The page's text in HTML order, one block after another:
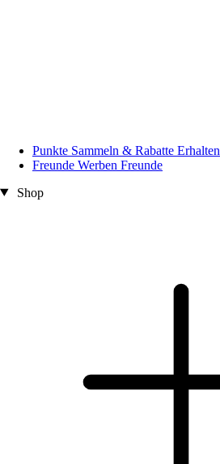
Punkte Sammeln & Rabatte Erhalten
Freunde Werben Freunde
Shop